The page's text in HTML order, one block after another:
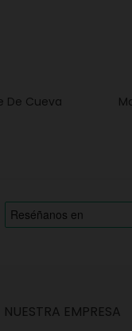
De Cueva
NUESTRA EMPRESA